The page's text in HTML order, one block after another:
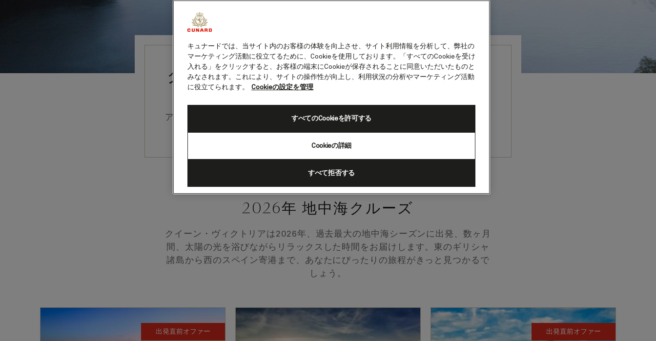
クイーン・ヴィクトリア 2026年クルー
アイスランドやノルウェーの幽玄な風景から地中海の文化や料理まで、2026年
のクイーン・ヴィクトリアの旅程は見どころが満載です。
2026年 地中海クルーズ
クイーン・ヴィクトリアは2026年、過去最大の地中海シーズンに出発、数ヶ月
間、太陽の光を浴びながらリラックスした時間をお届けします。東のギリシャ
諸島から西のスペイン寄港まで、あなたにぴったりの旅程がきっと見つかるで
しょう。
出発直前オファー 出発直前オファー
キュナードでは、当サイト内のお客様の体験を向上させ、サイト利用情報を分析して、弊社の
マーケティング活動に役立てるために、Cookieを使用しております。「すべてのCookieを受け
入れる」をクリックすると、お客様の端末にCookieが保存されることに同意いただいたものと
みなされます。これにより、サイトの操作性が向上し、利用状況の分析やマーケティング活動
に役立てられます。
Cookieの設定を管理
Cookieの詳細
すべて拒否する
すべてのCookieを許可する